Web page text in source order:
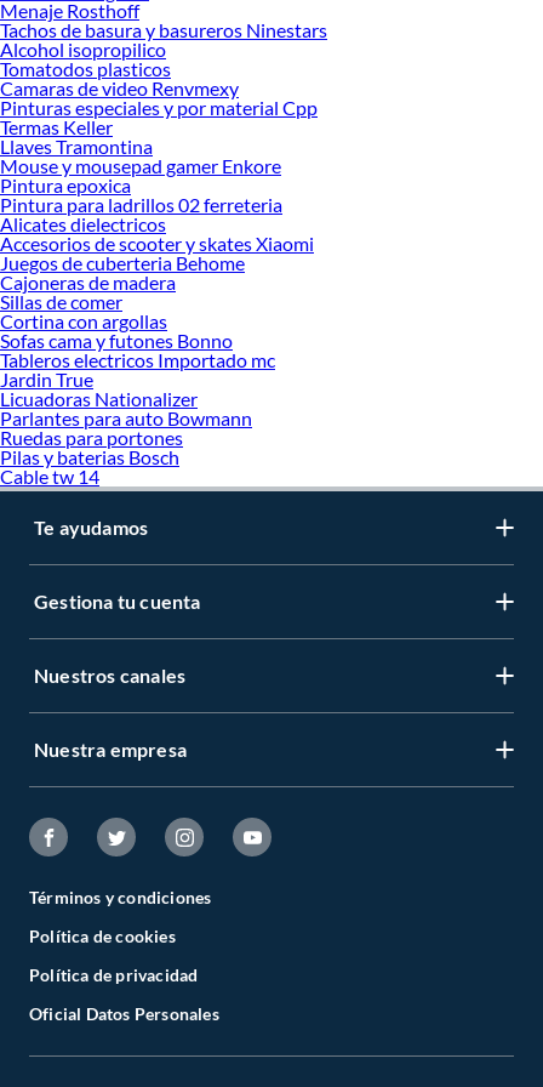
oferta de marcas prestigiosas y reconocidas en Aislantes Térmicos. De esta
manera, inviertes en durabilidad, rendimiento, excelencia y satisfacción
garantizada.
Menaje Rosthoff
Tachos de basura y basureros Ninestars
Alcohol isopropilico
Tomatodos plasticos
Camaras de video Renvmexy
Pinturas especiales y por material Cpp
Termas Keller
Llaves Tramontina
Mouse y mousepad gamer Enkore
Pintura epoxica
Pintura para ladrillos 02 ferreteria
Alicates dielectricos
Accesorios de scooter y skates Xiaomi
Juegos de cuberteria Behome
Cajoneras de madera
Sillas de comer
Cortina con argollas
Sofas cama y futones Bonno
Tableros electricos Importado mc
Jardin True
Licuadoras Nationalizer
Parlantes para auto Bowmann
Ruedas para portones
Pilas y baterias Bosch
Cable tw 14
Te ayudamos
Gestiona tu cuenta
Nuestros canales
Nuestra empresa
Términos y condiciones
Política de cookies
Política de privacidad
Oficial Datos Personales